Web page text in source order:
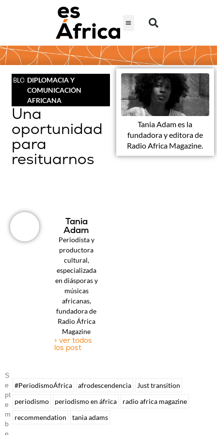
BLOGDIPLOMACIA Y
COMUNICACIÓN
AFRICANA
Una
oportunidad
para
resituarnos
Tania Adam es la
fundadora y editora de
Radio Africa Magazine.
Tania
Adam
Periodista y
productora
cultural,
especializada
en diásporas y
músicas
africanas,
fundadora de
Radio África
Magazine
> ver todos
los post
S
E
Pt
E
M
B
#PeriodismoÁfrica afrodescendencia
Just transition
periodismo
periodismo en áfrica
radio africa magazine
recommendation
tania adams